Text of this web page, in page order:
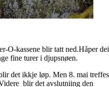
O-kassene blir tatt ned.Håper dei
fine turer i djupsnøen.
det ikkje løp. Men 8. mai treffes
blir det avslutniing den